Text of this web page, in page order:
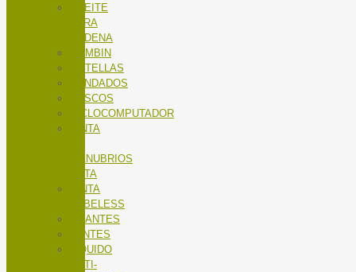
ACEITE
PARA
CADENA
BOMBIN
BOTELLAS
CANDADOS
CASCOS
CICLOCOMPUTADOR
CINTA
MANUBRIOS
RUTA
CINTA
TUBELESS
GUANTES
LENTES
LÍQUIDO
ANTI-